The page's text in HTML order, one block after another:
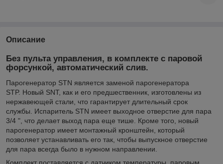
Описание
Без пульта управления, в комплекте с паровой
форсункой, автоматический слив.
Парогенератор STN является заменой парогенератора
STP. Новый SNT, как и его предшественник, изготовлены из
нержавеющей стали, что гарантирует длительный срок
службы. Испаритель STN имеет выходное отверстие для пара
3/4 ", что делает выход пара еще тише. Кроме того, новый
парогенератор имеет монтажный кронштейн, который
позволяет устанавливать его так, чтобы выпускное отверстие
для пара всегда было в нужном направлении.
Комплект поставляется с датчиком температуры, паровым